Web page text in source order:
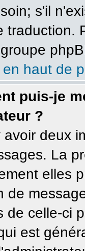
s'il
traduction.
en haut de
puis-je
?
avoir deux
La
elles
de
de celle-ci
est